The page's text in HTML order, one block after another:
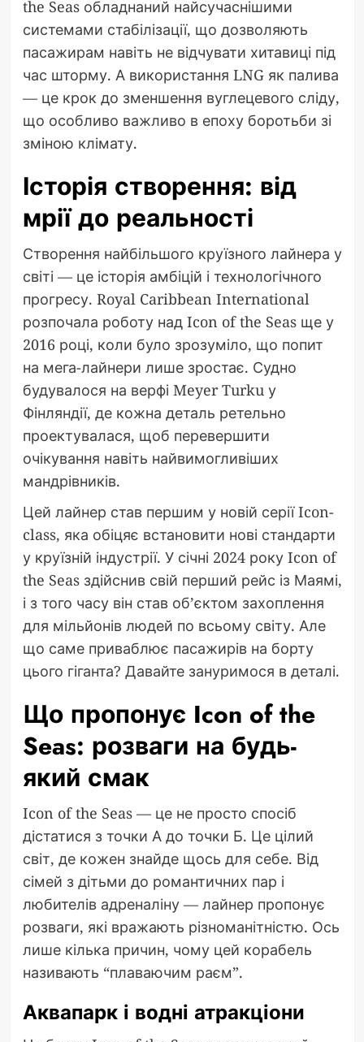
the Seas обладнаний найсучаснішими
системами стабілізації, що дозволяють
пасажирам навіть не відчувати хитавиці під
час шторму. А використання LNG як палива
— це крок до зменшення вуглецевого сліду,
що особливо важливо в епоху боротьби зі
зміною клімату.
Історія створення: від
мрії до реальності
Створення найбільшого круїзного лайнера у
світі — це історія амбіцій і технологічного
прогресу. Royal Caribbean International
розпочала роботу над Icon of the Seas ще у
2016 році, коли було зрозуміло, що попит
на мега-лайнери лише зростає. Судно
будувалося на верфі Meyer Turku у
Фінляндії, де кожна деталь ретельно
проектувалася, щоб перевершити
очікування навіть найвимогливіших
мандрівників.
Цей лайнер став першим у новій серії Icon-
class, яка обіцяє встановити нові стандарти
у круїзній індустрії. У січні 2024 року Icon of
the Seas здійснив свій перший рейс із Маямі,
і з того часу він став об’єктом захоплення
для мільйонів людей по всьому світу. Але
що саме приваблює пасажирів на борту
цього гіганта? Давайте зануримося в деталі.
Що пропонує Icon of the
Seas: розваги на будь-
який смак
Icon of the Seas — це не просто спосіб
дістатися з точки А до точки Б. Це цілий
світ, де кожен знайде щось для себе. Від
сімей з дітьми до романтичних пар і
любителів адреналіну — лайнер пропонує
розваги, які вражають різноманітністю. Ось
лише кілька причин, чому цей корабель
називають “плаваючим раєм”.
Аквапарк і водні атракціони